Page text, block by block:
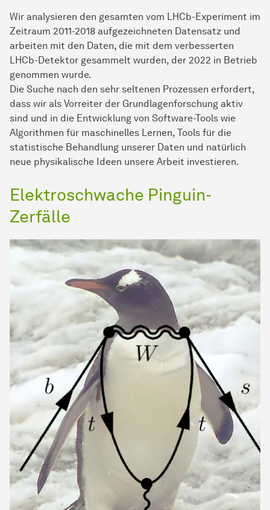
Wir analysieren den gesamten vom LHCb-Experiment im
Zeitraum 2011-2018 aufgezeichneten Datensatz und
arbeiten mit den Daten, die mit dem verbesserten
LHCb-Detektor gesammelt wurden, der 2022 in Betrieb
genommen wurde.
Die Suche nach den sehr seltenen Prozessen erfordert,
dass wir als Vorreiter der Grundlagenforschung aktiv
sind und in die Entwicklung von Software-Tools wie
Algorithmen für maschinelles Lernen, Tools für die
statistische Behandlung unserer Daten und natürlich
neue physikalische Ideen unsere Arbeit investieren.
Elektroschwache Pinguin-
Zerfälle